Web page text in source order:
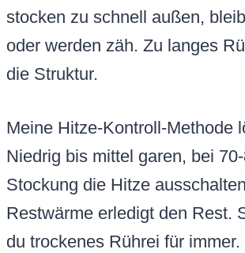
stocken zu schnell außen,
oder werden zäh. Zu langes
die Struktur.
Meine Hitze-Kontroll-Methode
Niedrig bis mittel garen, bei
Stockung die Hitze
Restwärme erledigt den Rest.
du trockenes Rührei für immer.